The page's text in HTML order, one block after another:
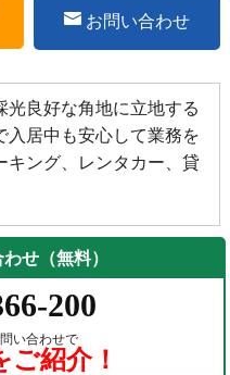
お問い合わせ
光良好な角地に立地する
入居中も安心して業務を
キング、レンタカー、貸
せ（無料）
200
い合わせで
ご紹介！